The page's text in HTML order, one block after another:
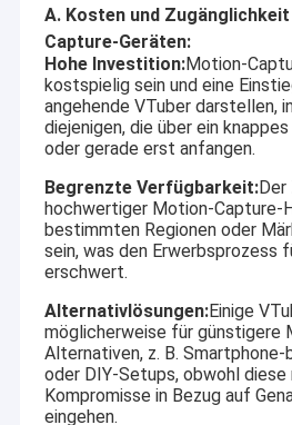
A. Kosten und
Capture-Geräten:
Hohe Investition:Motion-
kostspielig sein und eine
angehende VTuber darstellen,
diejenigen, die über ein
oder gerade erst anfangen.
Begrenzte Verfügbarkeit:Der
hochwertiger Motion-Capture-
bestimmten Regionen oder
sein, was den Erwerbsprozess
erschwert.
Alternativlösungen:Einige
möglicherweise für günstigere
Alternativen, z. B.
oder DIY-Setups, obwohl
Kompromisse in Bezug auf
eingehen.